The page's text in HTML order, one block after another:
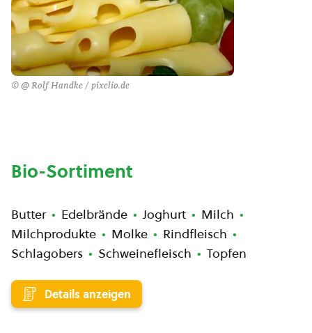
© @ Rolf Handke / pixelio.de
Bio-Sortiment
Butter Edelbrände Joghurt
Milch
Milchprodukte
Molke
Rindfleisch
Schlagobers
Schweinefleisch Topfen
Details anzeigen